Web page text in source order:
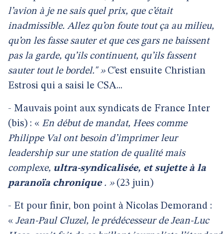
l’avion à je ne sais quel prix, que c’était
inadmissible. Allez qu’on foute tout ça au milieu,
qu’on les fasse sauter et que ces gars ne baissent
pas la garde, qu’ils continuent, qu’ils fassent
sauter tout le bordel." »C’est ensuite Christian
Estrosi qui a saisi le CSA...
- Mauvais point aux syndicats de France Inter
(bis) : « En début de mandat, Hees comme
Philippe Val ont besoin d’imprimer leur
leadership sur une station de qualité mais
complexe, ultra-syndicalisée, et sujette à la
paranoïa chronique . »(23 juin)
- Et pour finir, bon point à Nicolas Demorand :
« Jean-Paul Cluzel, le prédécesseur de Jean-Luc